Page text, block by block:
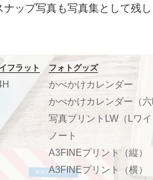
ップ写真も写真集として残
フラット フォトグッズ
かべかけカレンダー
かべかけカレンダー（六
写真プリントLW（Lワ
ノート
A3FINEプリント（縦）
A3FINEプリント（横）